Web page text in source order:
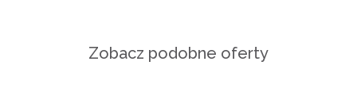
Zobacz podobne oferty